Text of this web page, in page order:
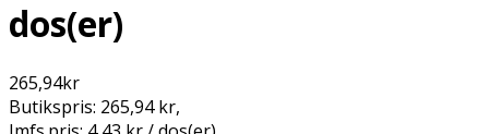
dos(er)
265,94kr
Butikspris: 265,94 kr,